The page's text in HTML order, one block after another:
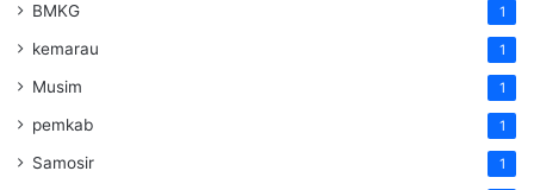
BMKG 1
kemarau 1
Musim 1
pemkab 1
Samosir 1